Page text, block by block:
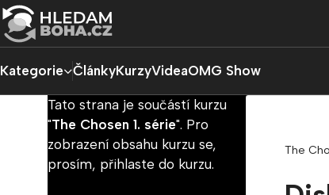
Kategorie ČlánkyKurzyVideaOMG Show
Tato strana je součástí kurzu
"The Chosen 1. série". Pro
zobrazení obsahu kurzu se,
prosím, přihlaste do kurzu.
The